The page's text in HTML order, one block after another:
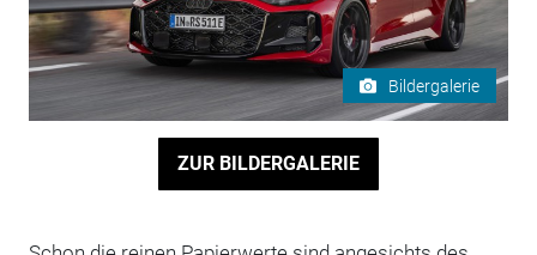
Bildergalerie
ZUR BILDERGALERIE